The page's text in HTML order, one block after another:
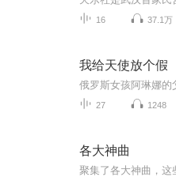
16 37.1万
我给天使放个假
27 1248
各大神曲
聚集了各大神曲，这